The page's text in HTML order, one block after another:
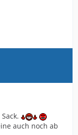
auch noch ab